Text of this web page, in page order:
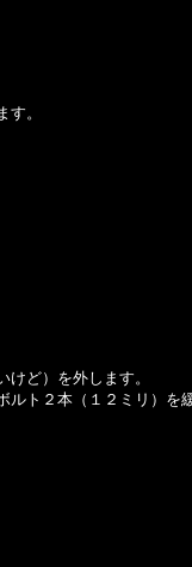
。
けど）を外します。
ルト２本（１２ミリ）を